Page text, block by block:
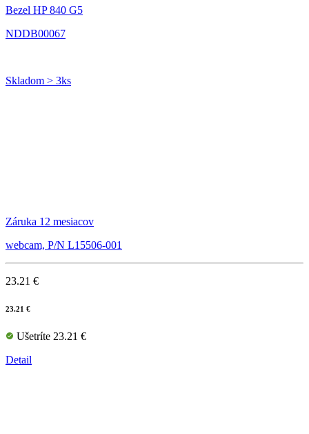
Bezel HP 840 G5
NDDB00067
Skladom > 3ks
Záruka 12 mesiacov
webcam, P/N L15506-001
23.21 €
23.21 €
Ušetríte 23.21 €
Detail